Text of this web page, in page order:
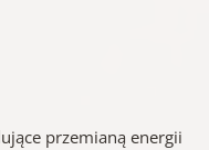
przemianą energii